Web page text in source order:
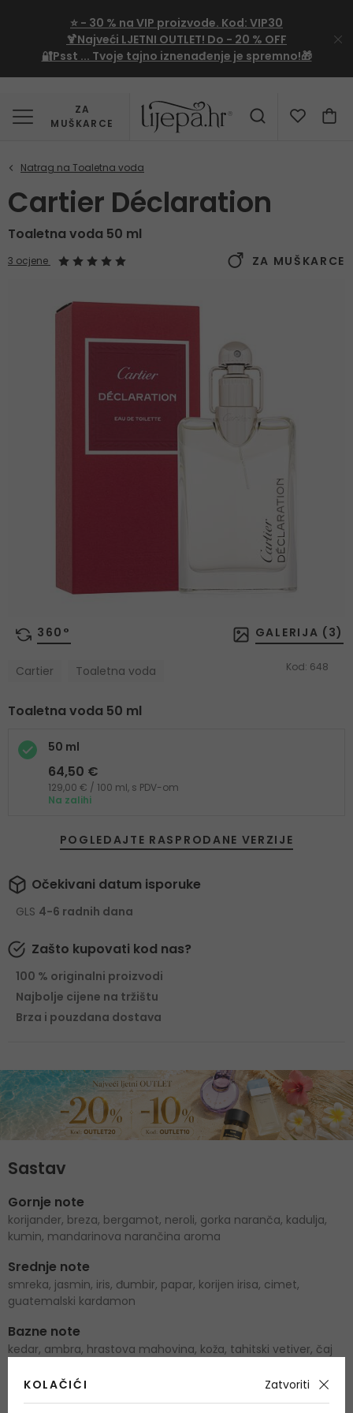
⭐ - 30 % na VIP proizvode. Kod: VIP30
🍹Najveći LJETNI OUTLET! Do - 20 % OFF
🔐Psst ... Tvoje tajno iznenađenje je spremno!🎁
ZA
MUŠKARCE
Cartier Déclaration
Toaletna voda 50 ml
ZA MUŠKARCE
3 ocjene
360° GALERIJA ( 3)
Cartier Toaletna voda Kod: 648
Toaletna voda 50 ml
50 ml
64,50 €
129,00 € / 100 ml, s PDV-om
Na zalihi
POGLEDAJTE RASPRODANE VERZIJE
Očekivani datum isporuke
GLS 4-6 radnih dana
Zašto kupovati kod nas?
100 % originalni proizvodi
Najbolje cijene na tržištu
Brza i pouzdana dostava
Sastav
Gornje note
korijander, breza, bergamot, neroli, gorka naranča, kadulja,
kumin, mandarinova narančina aroma
Srednje note
smreka, jasmin, iris, đumbir, papar, korijen irisa, cimet,
guatemalski kardamon
Bazne note
kedar, ambra, hrastova mahovina, koža, tahitski vetiver, čaj
KOLAČIĆI Zatvoriti